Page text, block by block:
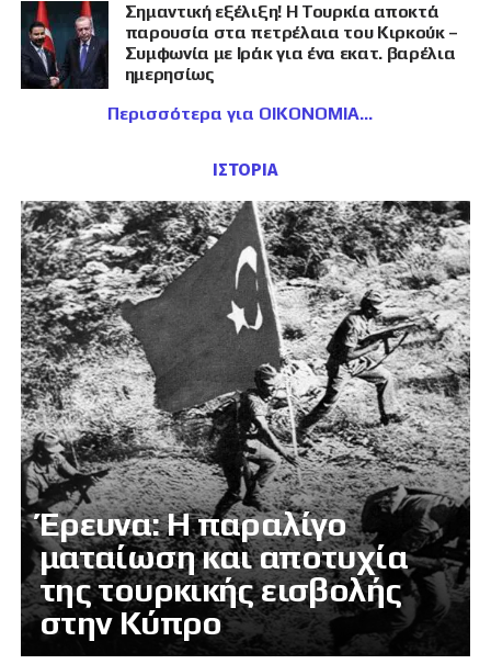
Σημαντική εξέλιξη! Η Τουρκία αποκτά
παρουσία στα πετρέλαια του Κιρκούκ –
Συμφωνία με Ιράκ για ένα εκατ. βαρέλια
ημερησίως
Περισσότερα για ΟΙΚΟΝΟΜΙΑ
ΙΣΤΟΡΙΑ
Έρευνα: Η παραλίγο
ματαίωση και αποτυχία
της τουρκικής εισβολής
στην Κύπρο